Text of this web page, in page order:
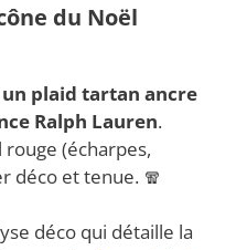
du Noël
plaid tartan ancre
Ralph Lauren.
(écharpes,
déco et tenue. 🧣
déco qui détaille la